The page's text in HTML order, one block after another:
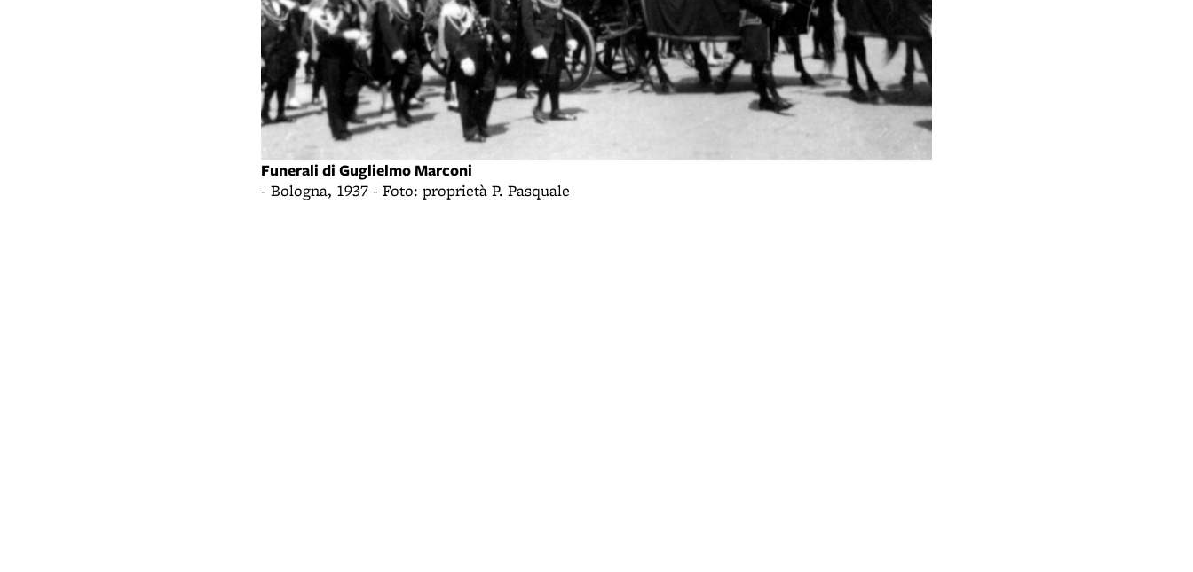
Funerali di Guglielmo Marconi
- Bologna, 1937 - Foto: proprietà P. Pasquale